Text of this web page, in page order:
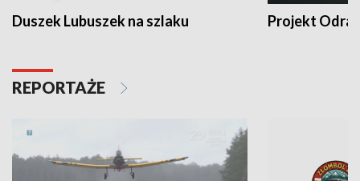
Duszek Lubuszek na szlaku Projekt Odra
REPORTAŻE